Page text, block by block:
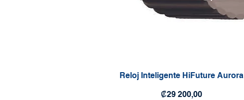
Reloj Inteligente HiFuture Aurora
Precio
₡29 200,00